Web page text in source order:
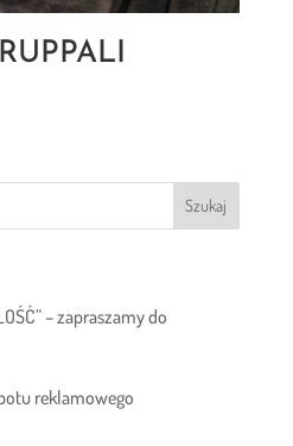
– zapraszamy do
reklamowego